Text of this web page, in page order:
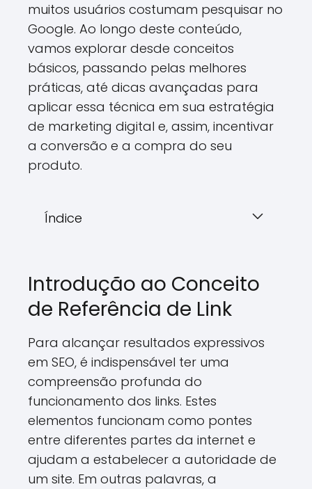
muitos usuários costumam pesquisar no
Google. Ao longo deste conteúdo,
vamos explorar desde conceitos
básicos, passando pelas melhores
práticas, até dicas avançadas para
aplicar essa técnica em sua estratégia
de marketing digital e, assim, incentivar
a conversão e a compra do seu
produto.
Índice
Introdução ao Conceito
de Referência de Link
Para alcançar resultados expressivos
em SEO, é indispensável ter uma
compreensão profunda do
funcionamento dos links. Estes
elementos funcionam como pontes
entre diferentes partes da internet e
ajudam a estabelecer a autoridade de
um site. Em outras palavras, a